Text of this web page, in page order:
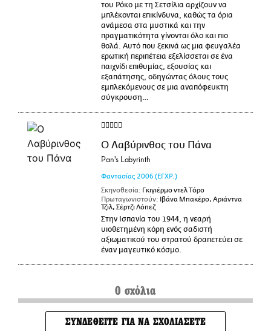
του Ρόκο με τη Σετσίλια αρχίζουν να
μπλέκονται επικίνδυνα, καθώς τα όρια
ανάμεσα στα μυστικά και την
πραγματικότητα γίνονται όλο και πιο
θολά. Αυτό που ξεκινά ως μια φευγαλέα
ερωτική περιπέτεια εξελίσσεται σε ένα
παιχνίδι επιθυμίας, εξουσίας και
εξαπάτησης, οδηγώντας όλους τους
εμπλεκόμενους σε μια αναπόφευκτη
σύγκρουση…
Ο Λαβύρινθος του Πάνα
Pan's Labyrinth
Φαντασίας 2006 (ΕΓΧΡ.)
Σκηνοθεσία: Γκιγιέρμο ντελ Τόρο
Πρωταγωνιστούν: Ιβάνα Μπακέρο, Αριάντνα
Τζιλ, Σέρτζι Λόπεζ
Στην Ισπανία του 1944, η νεαρή
υιοθετημένη κόρη ενός σαδιστή
αξιωματικού του στρατού δραπετεύει σε
έναν μαγευτικό κόσμο.
0 σχόλια
ΣΥΝΔΕΘΕΙΤΕ ΓΙΑ ΝΑ ΣΧΟΛΙΑΣΕΤΕ